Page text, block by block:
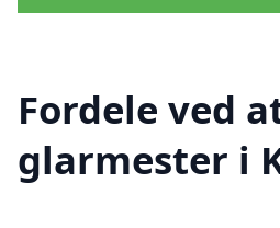
Fordele ved
glarmester i